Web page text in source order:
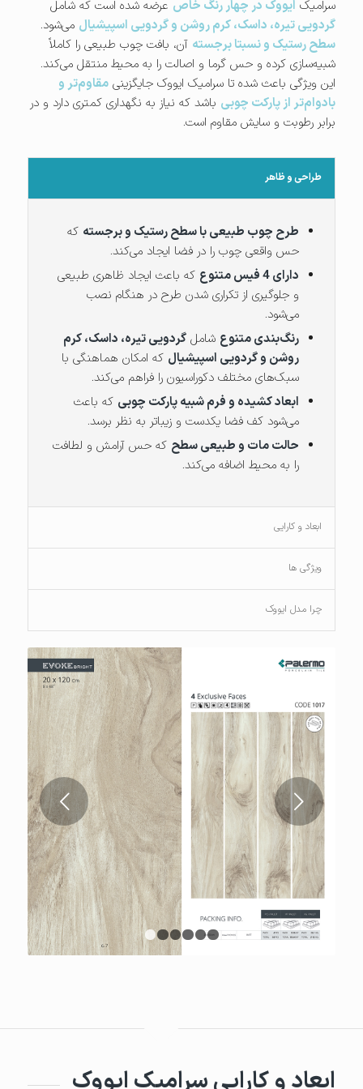
سرامیک ایووک در چهار رنگ خاص عرضه شده است که شامل
گردویی تیره، داسک، کرم روشن و گردویی اسپیشیال می‌شود.
سطح رستیک و نسبتا برجسته آن، بافت چوب طبیعی را کاملاً
شبیه‌سازی کرده و حس گرما و اصالت را به محیط منتقل می‌کند.
این ویژگی باعث شده تا سرامیک ایووک جایگزینی مقاوم‌تر و
بادوام‌تر از پارکت چوبی باشد که نیاز به نگهداری کمتری دارد و در
برابر رطوبت و سایش مقاوم است.
طراحی و ظاهر
طرح چوب طبیعی با سطح رستیک و برجسته که
حس واقعی چوب را در فضا ایجاد می‌کند.
دارای 4 فیس متنوع
که باعث ایجاد ظاهری طبیعی
و جلوگیری از تکراری شدن طرح در هنگام نصب
می‌شود.
رنگ‌بندی متنوع شامل گردویی تیره، داسک، کرم
روشن و گردویی اسپیشیال که امکان هماهنگی با
سبک‌های مختلف دکوراسیون را فراهم می‌کند.
ابعاد کشیده و فرم شبیه پارکت چوبی که باعث
می‌شود کف فضا یکدست و زیباتر به نظر برسد.
حالت مات و طبیعی سطح که حس آرامش و لطافت
را به محیط اضافه می‌کند.
ابعاد و کارایی
ویژگی ها
چرا مدل ایووک
قبلی
3 4 5 6
ابعاد و کارایی سرامیک ایووک